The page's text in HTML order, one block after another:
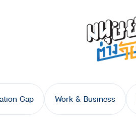
Gap Work & Business